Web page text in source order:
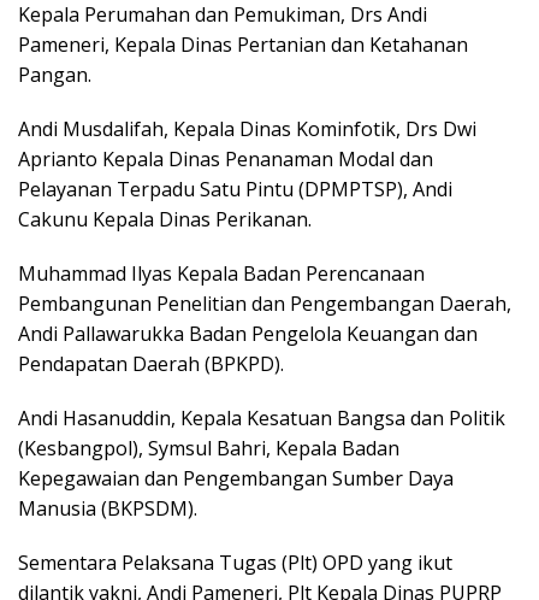
Kepala Perumahan dan Pemukiman, Drs Andi
Pameneri, Kepala Dinas Pertanian dan Ketahanan
Pangan.
Andi Musdalifah, Kepala Dinas Kominfotik, Drs Dwi
Aprianto Kepala Dinas Penanaman Modal dan
Pelayanan Terpadu Satu Pintu (DPMPTSP), Andi
Cakunu Kepala Dinas Perikanan.
Muhammad Ilyas Kepala Badan Perencanaan
Pembangunan Penelitian dan Pengembangan Daerah,
Andi Pallawarukka Badan Pengelola Keuangan dan
Pendapatan Daerah (BPKPD).
Andi Hasanuddin, Kepala Kesatuan Bangsa dan Politik
(Kesbangpol), Symsul Bahri, Kepala Badan
Kepegawaian dan Pengembangan Sumber Daya
Manusia (BKPSDM).
Sementara Pelaksana Tugas (Plt) OPD yang ikut
dilantik yakni, Andi Pameneri, Plt Kepala Dinas PUPRP